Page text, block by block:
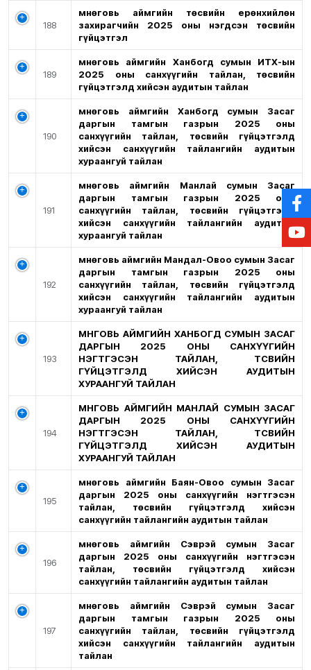
188
Өмнөговь аймгийн төсвийн ерөнхийлөн
захирагчийн 2025 оны нэгдсэн төсвийн
гүйцэтгэл
189
Өмнөговь аймгийн Ханбогд сумын ИТХ-ын
2025 оны санхүүгийн тайлан, төсвийн
гүйцэтгэлд хийсэн аудитын тайлан
190
Өмнөговь аймгийн Ханбогд сумын Засаг
даргын тамгын газрын 2025 оны
санхүүгийн тайлан, төсвийн гүйцэтгэлд
хийсэн санхүүгийн тайлангийн аудитын
хураангуй тайлан
191
Өмнөговь аймгийн Манлай сумын Засаг
даргын тамгын газрын 2025 оны
санхүүгийн тайлан, төсвийн гүйцэтгэлд
хийсэн санхүүгийн тайлангийн аудитын
хураангуй тайлан
192
Өмнөговь аймгийн Мандал-Овоо сумын Засаг
даргын тамгын газрын 2025 оны
санхүүгийн тайлан, төсвийн гүйцэтгэлд
хийсэн санхүүгийн тайлангийн аудитын
хураангуй тайлан
193
ӨМНӨГОВЬ АЙМГИЙН ХАНБОГД СУМЫН ЗАСАГ
ДАРГЫН 2025 ОНЫ САНХҮҮГИЙН
НЭГТГЭСЭН ТАЙЛАН, ТӨСВИЙН
ГҮЙЦЭТГЭЛД ХИЙСЭН АУДИТЫН
ХУРААНГУЙ ТАЙЛАН
194
ӨМНӨГОВЬ АЙМГИЙН МАНЛАЙ СУМЫН ЗАСАГ
ДАРГЫН 2025 ОНЫ САНХҮҮГИЙН
НЭГТГЭСЭН ТАЙЛАН, ТӨСВИЙН
ГҮЙЦЭТГЭЛД ХИЙСЭН АУДИТЫН
ХУРААНГУЙ ТАЙЛАН
195
Өмнөговь аймгийн Баян-Овоо сумын Засаг
даргын 2025 оны санхүүгийн нэгтгэсэн
тайлан, төсвийн гүйцэтгэлд хийсэн
санхүүгийн тайлангийн аудитын тайлан
196
Өмнөговь аймгийн Сэврэй сумын Засаг
даргын 2025 оны санхүүгийн нэгтгэсэн
тайлан, төсвийн гүйцэтгэлд хийсэн
санхүүгийн тайлангийн аудитын тайлан
197
Өмнөговь аймгийн Сэврэй сумын Засаг
даргын тамгын газрын 2025 оны
санхүүгийн тайлан, төсвийн гүйцэтгэлд
хийсэн санхүүгийн тайлангийн аудитын
тайлан